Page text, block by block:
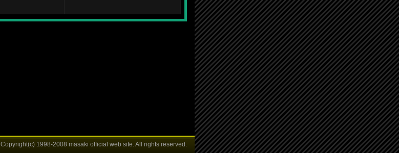
Copyright(c) 1998-2008 masaki official web site. All rights reserved.